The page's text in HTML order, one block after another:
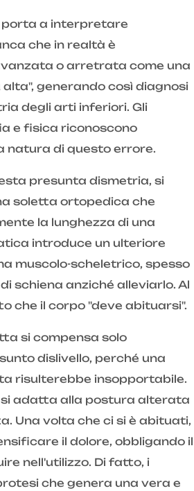
porta a interpretare
che in realtà è
o arretrata come una
generando così diagnosi
degli arti inferiori. Gli
e fisica riconoscono
natura di questo errore.
presunta dismetria, si
soletta ortopedica che
la lunghezza di una
introduce un ulteriore
muscolo-scheletrico, spesso
schiena anziché alleviarlo. Al
che il corpo "deve abituarsi".
si compensa solo
dislivello, perché una
risulterebbe insopportabile.
si adatta alla postura alterata
Una volta che ci si è abituati,
il dolore, obbligando il
nell'utilizzo. Di fatto, i
che genera una vera e